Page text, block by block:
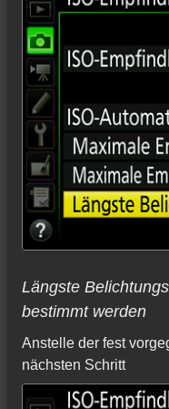
Längste
bestimmt werden
Anstelle der fest
nächsten Schritt